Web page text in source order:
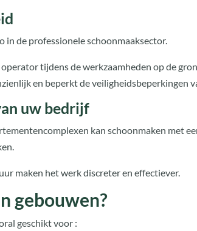
in de professionele schoonmaaksector.
tijdens de werkzaamheden op de
en beperkt de veiligheidsbeperkingen
uw bedrijf
kan schoonmaken met
maken het werk discreter en effectiever.
gebouwen?
geschikt voor :